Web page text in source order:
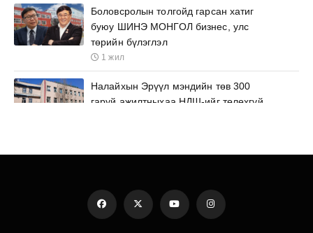
Боловсролын толгойд гарсан хатиг
буюу ШИНЭ МОНГОЛ бизнес, улс
төрийн бүлэглэл
1 жил
Налайхын Эрүүл мэндийн төв 300
гаруй ажилтныхаа НДШ-ийг төлөхгүй
Б.Найдалаа гишүүн зодсон уу?
1 жил
FacebookTwitter YouTubeInstagram